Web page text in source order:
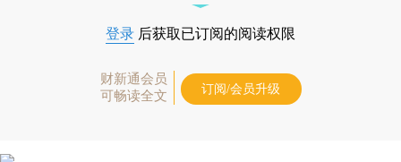
登录 后获取已订阅的阅读权限
财新通会员
可畅读全文
订阅/会员升级